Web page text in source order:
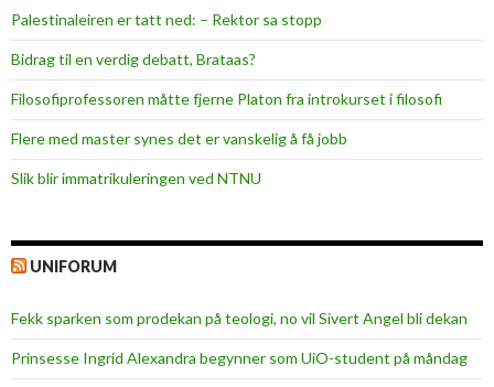
Palestinaleiren er tatt ned: – Rektor sa stopp
Bidrag til en verdig debatt, Brataas?
Filosofiprofessoren måtte fjerne Platon fra introkurset i filosofi
Flere med master synes det er vanskelig å få jobb
Slik blir immatrikuleringen ved NTNU
UNIFORUM
Fekk sparken som prodekan på teologi, no vil Sivert Angel bli dekan
Prinsesse Ingrid Alexandra begynner som UiO-student på måndag